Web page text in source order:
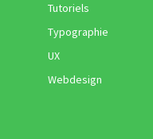
Tutoriels
Typographie
UX
Webdesign